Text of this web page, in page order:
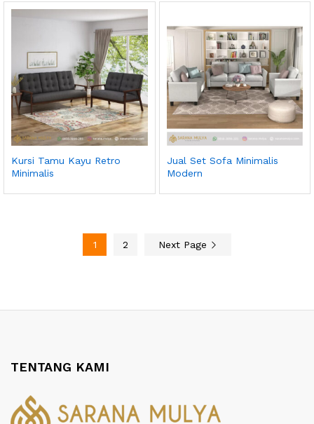
Kursi Tamu Kayu Retro
Minimalis
Jual Set Sofa Minimalis
Modern
1 2 Next Page
TENTANG KAMI